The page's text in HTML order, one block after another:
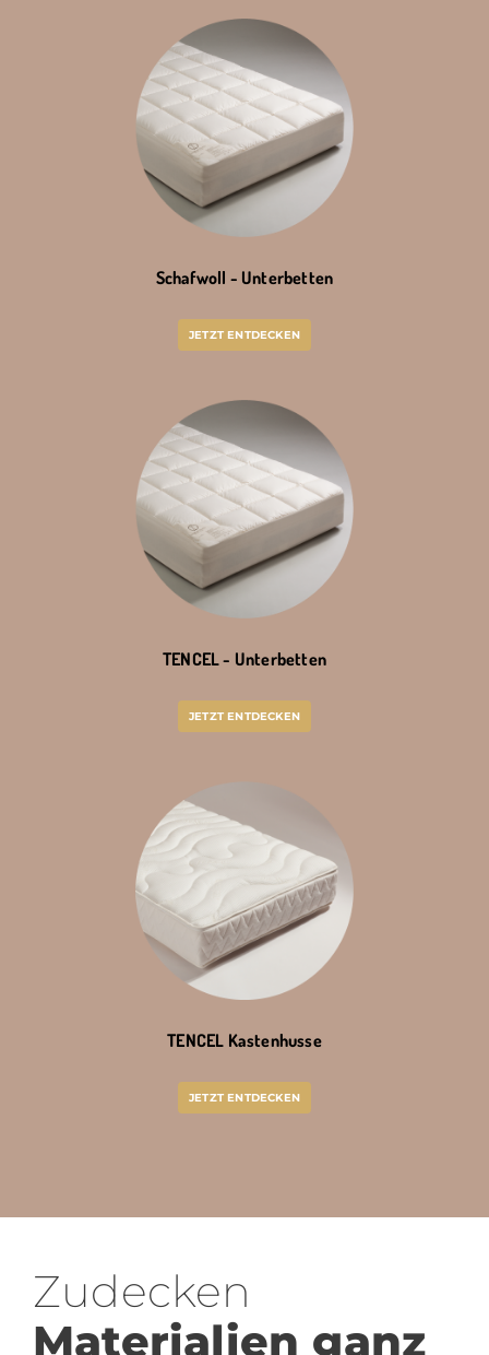
Schafwoll - Unterbetten
JETZT ENTDECKEN
TENCEL - Unterbetten
JETZT ENTDECKEN
TENCEL Kastenhusse
JETZT ENTDECKEN
Zudecken
Materialien ganz